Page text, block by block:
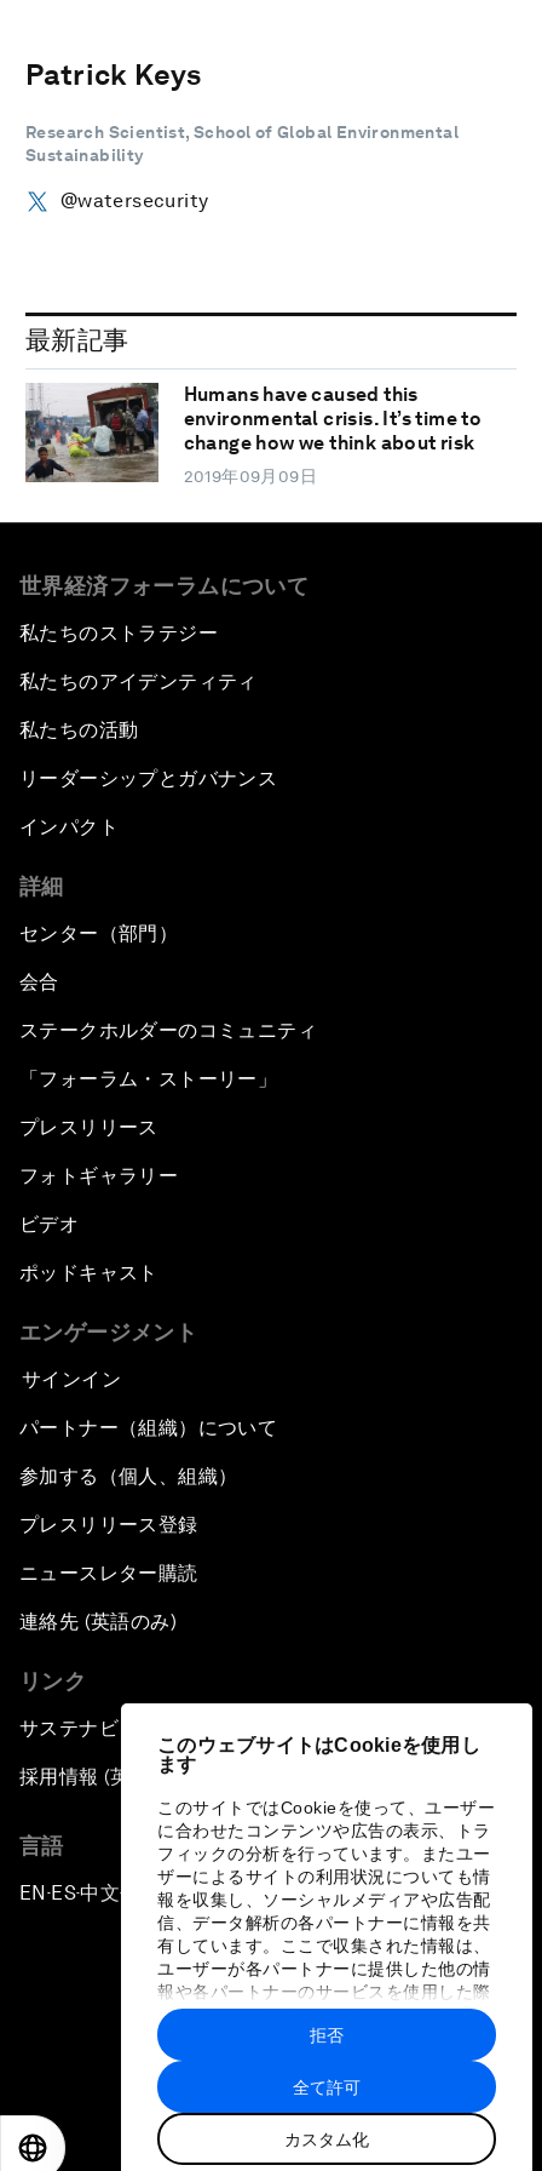
このウェブサイトはCookieを使用し
ます
このサイトではCookieを使って、ユーザー
に合わせたコンテンツや広告の表示、トラ
フィックの分析を行っています。またユー
ザーによるサイトの利用状況についても情
報を収集し、ソーシャルメディアや広告配
信、データ解析の各パートナーに情報を共
有しています。ここで収集された情報は、
ユーザーが各パートナーに提供した他の情
報や各パートナーのサービスを使用した際
に収集された情報と組み合わされ、各パー
トナーによって使用されることがありま
す。
全て許可
カスタム化
拒否
Patrick Keys
Research Scientist, School of Global Environmental
Sustainability
@watersecurity
最新記事
Humans have caused this
environmental crisis. It’s time to
change how we think about risk
2019年09月09日
世界経済フォーラムについて
私たちのストラテジー
私たちのアイデンティティ
私たちの活動
リーダーシップとガバナンス
インパクト
詳細
センター（部門）
会合
ステークホルダーのコミュニティ
「フォーラム・ストーリー」
プレスリリース
フォトギャラリー
ビデオ
ポッドキャスト
エンゲージメント
サインイン
パートナー（組織）について
参加する（個人、組織）
プレスリリース登録
ニュースレター購読
連絡先 (英語のみ)
リンク
サステナビリティへの取り組み
採用情報 (英語のみ)
言語
EN ▪ ES▪中文▪ 日本語
プライバシーポリシーと利用規約
サイトマップ
©
世界経済フォーラム